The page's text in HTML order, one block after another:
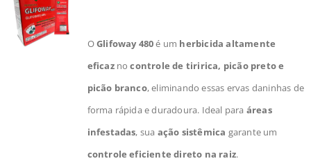
OGlifoway 480é um herbicida altamente
eficaznocontrole de tiririca, picão preto e
picão branco, eliminando essas ervas daninhas de
forma rápida e duradoura. Ideal para áreas
infestadas, sua ação sistêmica garante um
controle eficiente direto na raiz.